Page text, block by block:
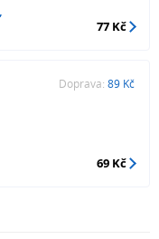
77 Kč
Doprava: 89 Kč
69 Kč